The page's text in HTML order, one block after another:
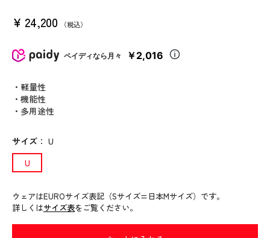
¥ 24,200 税込
ペイディなら月々 ￥2,016
・軽量性
・機能性
・多用途性
サイズ ： U
U
ウェアはEUROサイズ表記（Sサイズ=日本Mサイズ）です。
詳しくはサイズ表をご覧ください。